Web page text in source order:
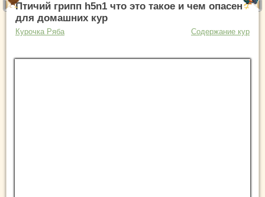
Птичий грипп h5n1 что это такое и чем опасен
для домашних кур
Курочка Ряба Содержание кур